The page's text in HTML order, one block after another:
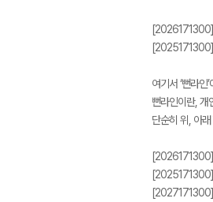
여기서 ‘뻔라인
뻔라인이란, 개
단순히 위, 아